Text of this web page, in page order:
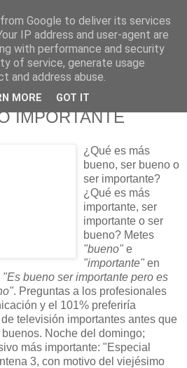
EL PUNTO DE VISTA BATRACIO
IMPORTANTE
¿Qué es más
bueno, ser bueno o
ser importante?
¿Qué es más
importante, ser
importante o ser
bueno? Metes
"bueno" e
"importante" en
"Es bueno ser importante pero es
. Preguntas a los profesionales
y el 101% preferiría
televisión importantes antes que
Noche del domingo;
más importante: "Especial
3, con motivo del viejésimo
Google to deliver its services
IP address and user-agent are
with performance and security
of service, generate usage
and address abuse.
MORE GOT IT